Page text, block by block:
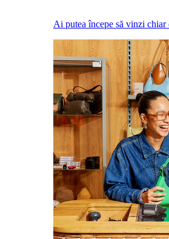
Ai putea începe să vinzi chiar